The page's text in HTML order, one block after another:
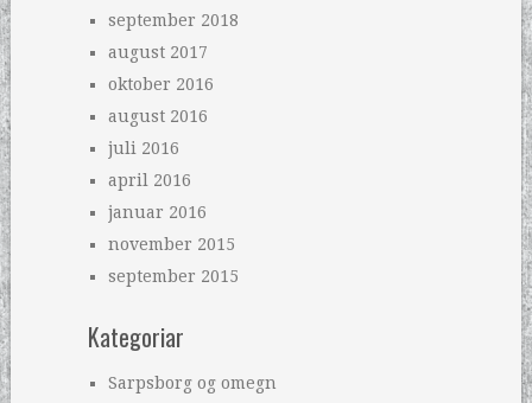
september 2018
august 2017
oktober 2016
august 2016
juli 2016
april 2016
januar 2016
november 2015
september 2015
Kategoriar
Sarpsborg og omegn